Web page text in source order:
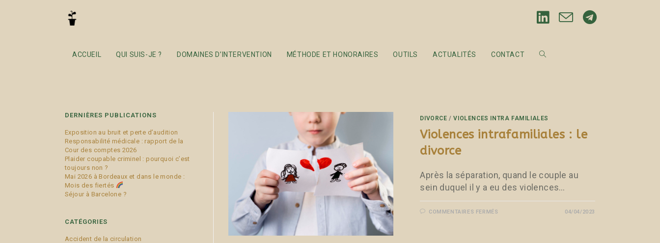
ACCUEIL QUI SUIS-JE ? DOMAINES D’INTERVENTION MÉTHODE ET HONORAIRES OUTILS ACTUALITÉS CONTACT
droit de visite et d’hébergement
DERNIÈRES PUBLICATIONS
Exposition au bruit et perte d’audition
Responsabilité médicale : rapport de la
Cour des comptes 2026
Plaider coupable criminel : pourquoi c’est
toujours non ?
Mai 2026 à Bordeaux et dans le monde :
Mois des fiertés
Séjour à Barcelone ?
CATÉGORIES
Accident de la circulation
DIVORCE /VIOLENCES INTRA FAMILIALES
Violences intrafamiliales : le
divorce
Après la séparation, quand le couple au
sein duquel il y a eu des violences…
COMMENTAIRES FERMÉS 04/04/2023